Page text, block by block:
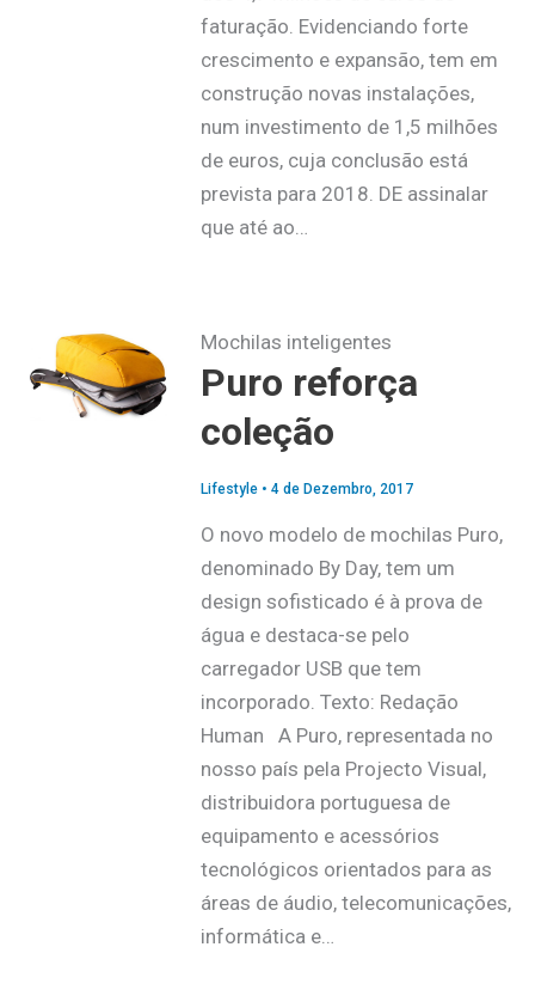
faturação. Evidenciando forte
crescimento e expansão, tem em
construção novas instalações,
num investimento de 1,5 milhões
de euros, cuja conclusão está
prevista para 2018. DE assinalar
que até ao…
Mochilas inteligentes
Puro reforça
coleção
Lifestyle• 4 de Dezembro, 2017
O novo modelo de mochilas Puro,
denominado By Day, tem um
design sofisticado é à prova de
água e destaca-se pelo
carregador USB que tem
incorporado. Texto: Redação
Human A Puro, representada no
nosso país pela Projecto Visual,
distribuidora portuguesa de
equipamento e acessórios
tecnológicos orientados para as
áreas de áudio, telecomunicações,
informática e…